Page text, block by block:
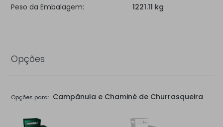
Peso da Embalagem:
1221.11 kg
Opções
Opções para: Campânula e Chaminé de Churrasqueira